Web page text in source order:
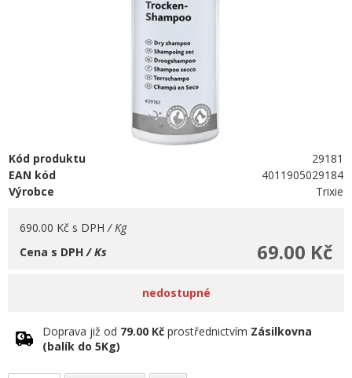
Kód produktu
29181
EAN kód
4011905029184
Výrobce
Trixie
690.00 Kč s DPH / Kg
69.00 Kč
Cena s DPH/ Ks
nedostupné
Doprava již od 79.00 Kč prostřednictvím Zásilkovna
(balík do 5Kg)